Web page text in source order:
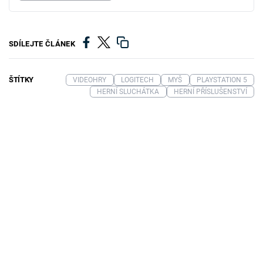
SDÍLEJTE ČLÁNEK
ŠTÍTKY VIDEOHRY LOGITECH MYŠ
PLAYSTATION 5
HERNÍ SLUCHÁTKA
HERNÍ PŘÍSLUŠENSTVÍ